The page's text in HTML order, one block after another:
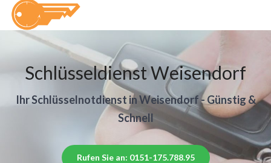
Schlüsseldienst Weisendorf
Ihr Schlüsselnotdienst in Weisendorf - Günstig &
Schnell
Rufen Sie an: 0151-175.788.95